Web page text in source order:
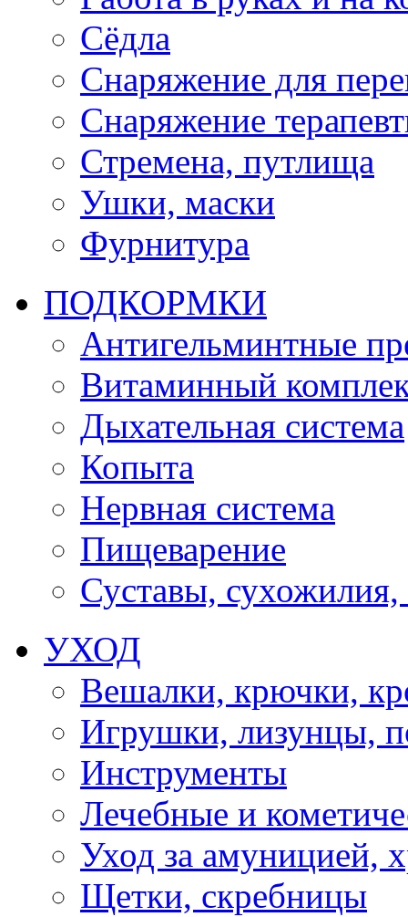
Сёдла
Снаряжение для
Снаряжение
Стремена, путлища
Ушки, маски
Фурнитура
ПОДКОРМКИ
Антигельминтные
Витаминный
Дыхательная система
Копыта
Нервная система
Пищеварение
Суставы, сухожилия,
УХОД
Вешалки, крючки,
Игрушки, лизунцы,
Инструменты
Лечебные и
Уход за амуницией,
Щетки, скребницы